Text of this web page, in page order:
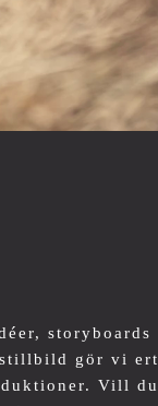
storyboards
stillbild gör vi ert
Vill du